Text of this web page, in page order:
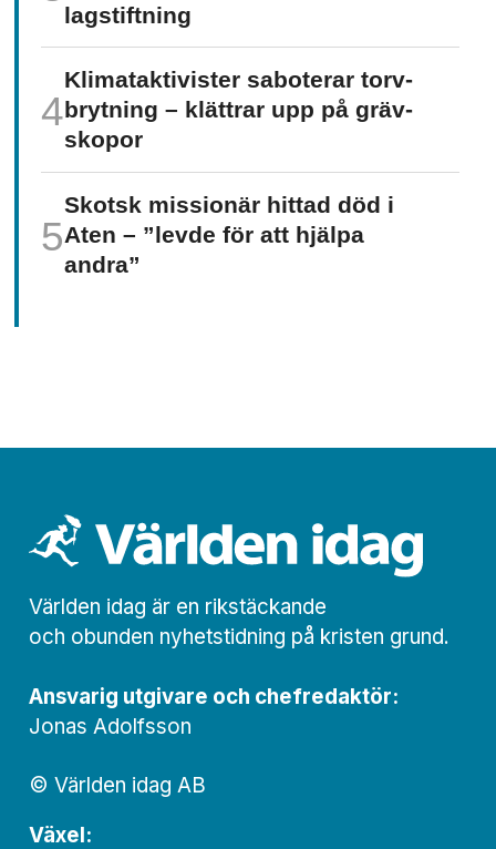
lagstiftning
Klimat­aktivister saboterar torv­
brytning – klättrar upp på gräv­
skopor
Skotsk missionär hittad död i
Aten – ”levde för att hjälpa
andra”
Världen idag är en rikstäckande
och obunden nyhets­­­tidning på kristen grund.
Ansvarig utgivare och chef­redaktör:
Jonas Adolfsson
© Världen idag AB
Växel: